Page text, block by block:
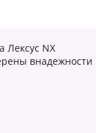
Лексус NX
внадежности